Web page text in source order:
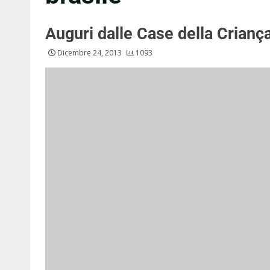
Auguri dalle Case della
Dicembre 24, 2013 1093